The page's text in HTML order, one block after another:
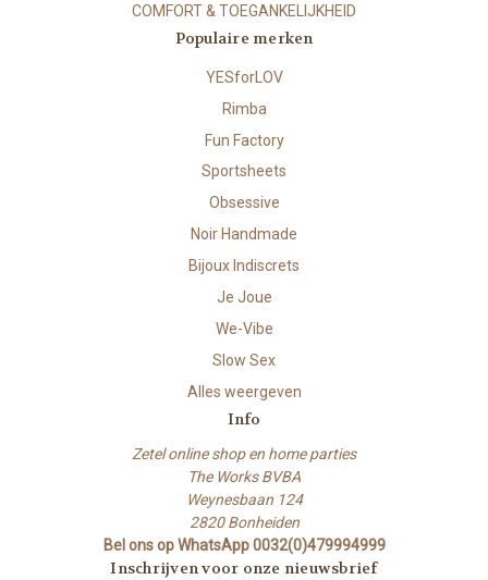
COMFORT & TOEGANKELIJKHEID
Populaire merken
YESforLOV
Rimba
Fun Factory
Sportsheets
Obsessive
Noir Handmade
Bijoux Indiscrets
Je Joue
We-Vibe
Slow Sex
Alles weergeven
Info
Zetel online shop en home parties
The Works BVBA
Weynesbaan 124
2820 Bonheiden
Bel ons op WhatsApp 0032(0)479994999
Inschrijven voor onze nieuwsbrief